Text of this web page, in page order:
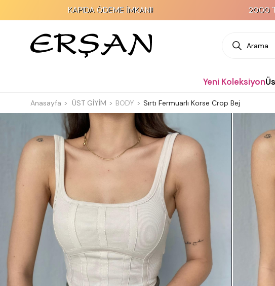
KAPIDA ÖDEME İMKANI! 2000 TL ve
Yeni Koleksiyon
Anasayfa ÜST GİYİM BODY Sırtı Fermuarlı Korse Crop Bej